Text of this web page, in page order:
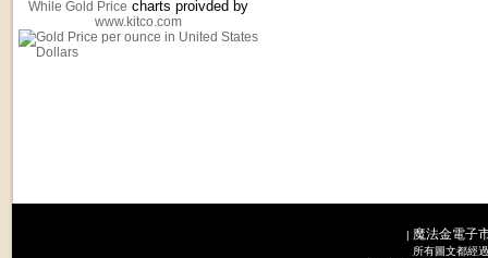
While Gold Price charts proivded by
www.kitco.com
| 魔法金電子
所有圖文都經